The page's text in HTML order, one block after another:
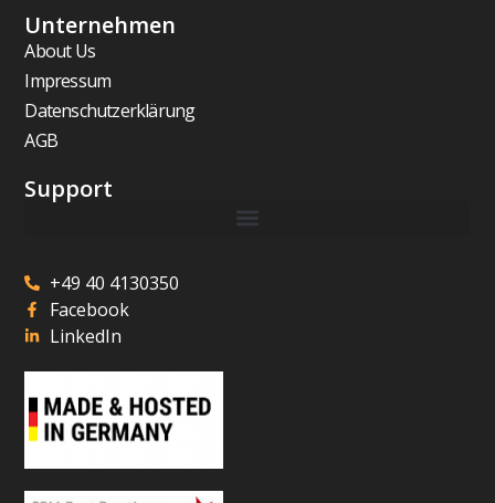
Unternehmen
About Us
Impressum
Datenschutzerklärung
AGB
Support
+49 40 4130350
Facebook
LinkedIn